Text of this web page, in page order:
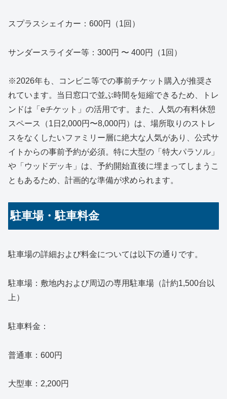
スプラスシェイカー：600円（1回）
サンダースライダー等：300円 〜 400円（1回）
※2026年も、コンビニ等での事前チケット購入が推奨さ
れています。当日窓口で並ぶ時間を短縮できるため、トレ
ンドは「eチケット」の活用です。また、人気の有料休憩
スペース（1日2,000円〜8,000円）は、場所取りのストレ
スをなくしたいファミリー層に絶大な人気があり、公式サ
イトからの事前予約が必須。特に大型の「特大パラソル」
や「ウッドデッキ」は、予約開始直後に埋まってしまうこ
ともあるため、計画的な準備が求められます。
駐車場・駐車料金
駐車場の詳細および料金については以下の通りです。
駐車場：敷地内および周辺の専用駐車場（計約1,500台以
上）
駐車料金：
普通車：600円
大型車：2,200円